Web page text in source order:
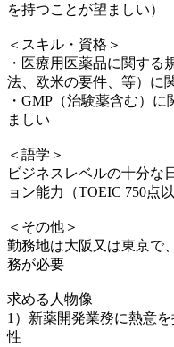
を持つことが望ましい）
＜スキル・資格＞
・医療用医薬品に関す
法、欧米の要件、等）に
・GMP（治験薬含む）
ましい
＜語学＞
ビジネスレベルの十分な
ョン能力（TOEIC 750点以
＜その他＞
勤務地は大阪又は東京で
務が必要
求める人物像
1）新薬開発業務に熱意
性